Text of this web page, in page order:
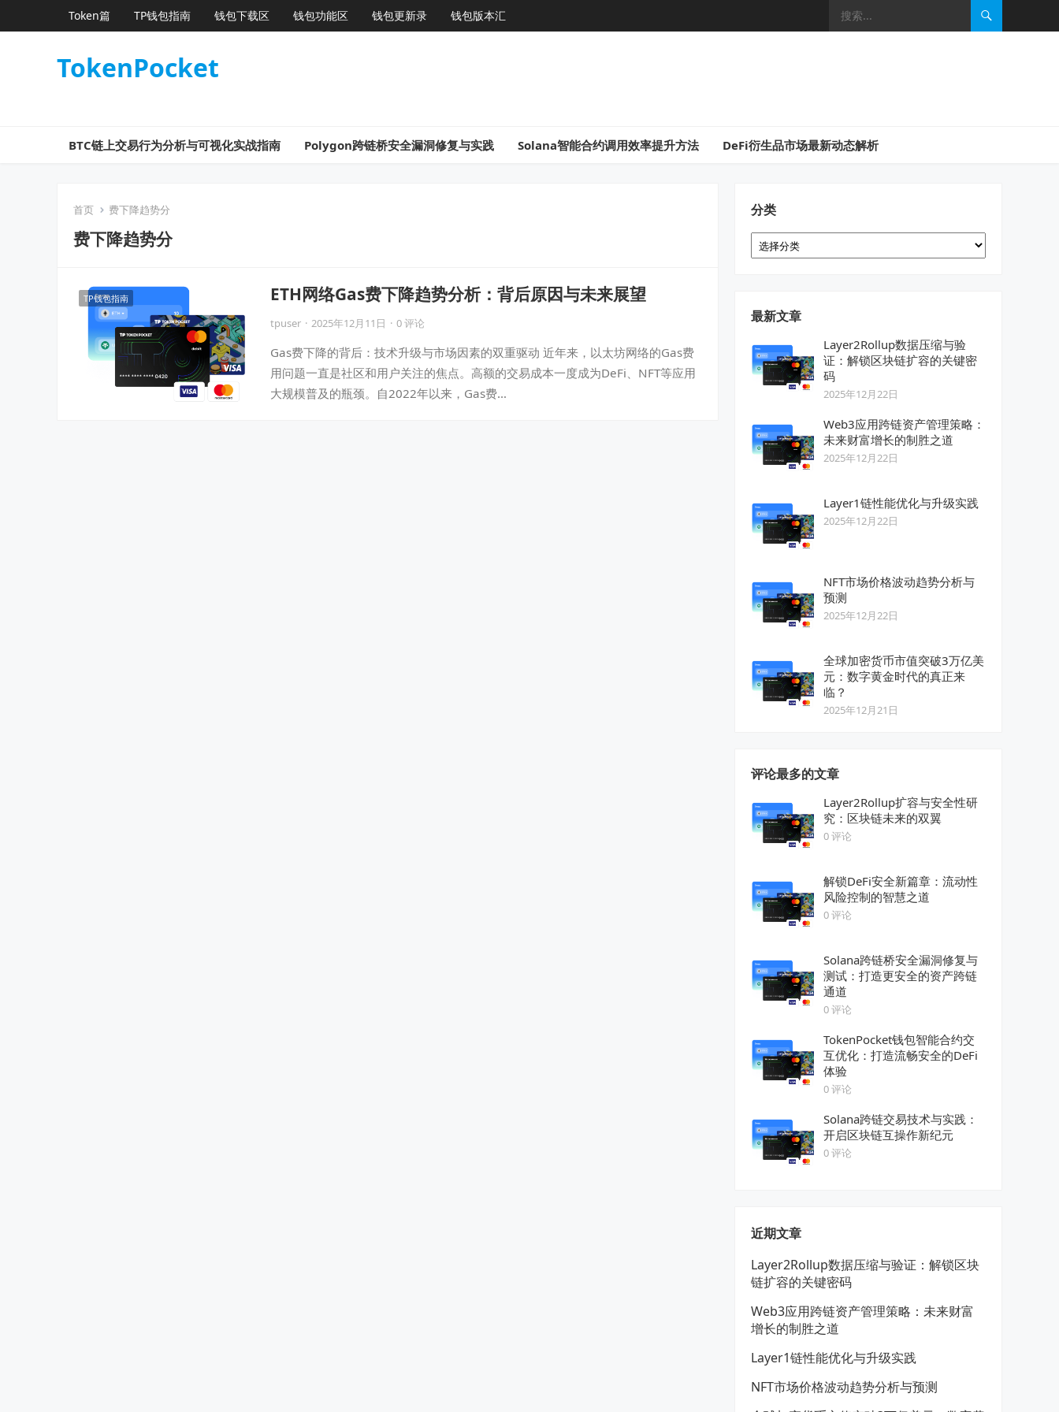
Token篇 TP钱包指南 钱包下载区 钱包功能区 钱包更新录 钱包版本汇
TokenPocket
BTC链上交易行为分析与可视化实战指南 Polygon跨链桥安全漏洞修复与实践 Solana智能合约调用效率提升方法 DeFi衍生品市场最新动态解析
首页 费下降趋势分
费下降趋势分
TP钱包指南 ETH网络Gas费下降趋势分析：背后原因与未来展望
tpuser · 2025年12月11日 · 0 评论
Gas费下降的背后：技术升级与市场因素的双重驱动 近年来，以太坊网络的Gas费
用问题一直是社区和用户关注的焦点。高额的交易成本一度成为DeFi、NFT等应用
大规模普及的瓶颈。自2022年以来，Gas费…
分类
分
类
最新文章
Layer2Rollup数据压缩与验
证：解锁区块链扩容的关键密
码
2025年12月22日
Web3应用跨链资产管理策略：
未来财富增长的制胜之道
2025年12月22日
Layer1链性能优化与升级实践
2025年12月22日
NFT市场价格波动趋势分析与
预测
2025年12月22日
全球加密货币市值突破3万亿美
元：数字黄金时代的真正来
临？
2025年12月21日
评论最多的文章
Layer2Rollup扩容与安全性研
究：区块链未来的双翼
0 评论
解锁DeFi安全新篇章：流动性
风险控制的智慧之道
0 评论
Solana跨链桥安全漏洞修复与
测试：打造更安全的资产跨链
通道
0 评论
TokenPocket钱包智能合约交
互优化：打造流畅安全的DeFi
体验
0 评论
Solana跨链交易技术与实践：
开启区块链互操作新纪元
0 评论
近期文章
Layer2Rollup数据压缩与验证：解锁区块
链扩容的关键密码
Web3应用跨链资产管理策略：未来财富
增长的制胜之道
Layer1链性能优化与升级实践
NFT市场价格波动趋势分析与预测